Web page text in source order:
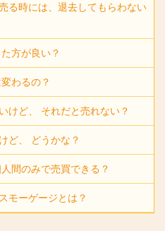
る時には、退去してもらわない
方が良い？
わるの？
けど、 それだと売れない？
ど、 どうかな？
間のみで売買できる？
モーゲージとは？